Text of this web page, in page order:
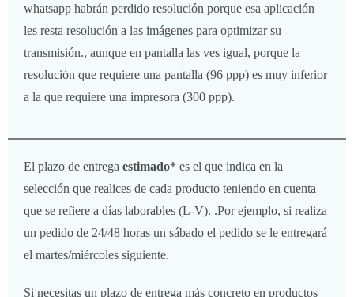
whatsapp habrán perdido resolución porque esa aplicación
les resta resolución a las imágenes para optimizar su
transmisión., aunque en pantalla las ves igual, porque la
resolución que requiere una pantalla (96 ppp) es muy inferior
a la que requiere una impresora (300 ppp).
El plazo de entrega estimado* es el que indica en la
selección que realices de cada producto teniendo en cuenta
que se refiere a días laborables (L-V). .Por ejemplo, si realiza
un pedido de 24/48 horas un sábado el pedido se le entregará
el martes/miércoles siguiente.
Si necesitas un plazo de entrega más concreto en productos